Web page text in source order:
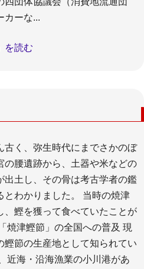
カーな...
を読む
古く、弥生時代にまでさかのぼ
の腰遺跡から、土器や米などの
出土し、その骨は考古学者の鑑
とわかりました。 当時の焼津
、鰹を獲って食べていたことが
焼津鰹節」の全国への普及 現
鰹節の生産地として知られてい
近海・沿海漁業の小川港があ